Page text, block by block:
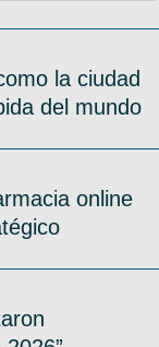
la ciudad
del mundo
online